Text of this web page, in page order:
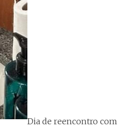
Dia de reencontro com